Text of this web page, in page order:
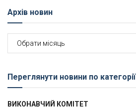
Архів новин
новин
Переглянути новини по категорії
ВИКОНАВЧИЙ КОМІТЕТ